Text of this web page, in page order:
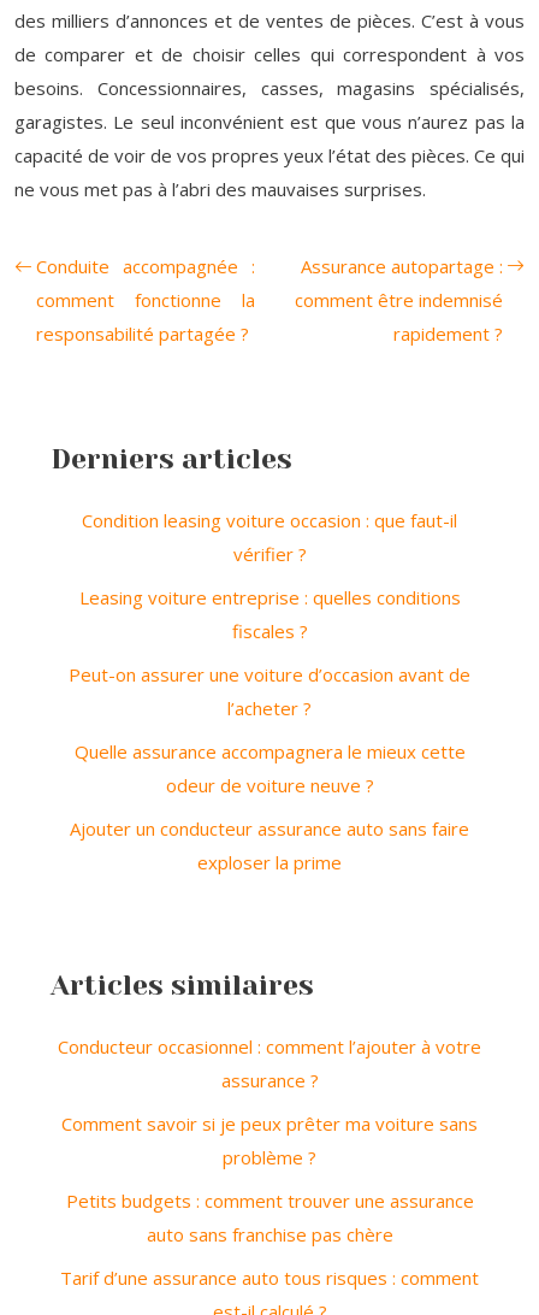
des milliers d’annonces et de ventes de pièces. C’est à vous
de comparer et de choisir celles qui correspondent à vos
besoins. Concessionnaires, casses, magasins spécialisés,
garagistes. Le seul inconvénient est que vous n’aurez pas la
capacité de voir de vos propres yeux l’état des pièces. Ce qui
ne vous met pas à l’abri des mauvaises surprises.
Conduite accompagnée :
comment fonctionne la
responsabilité partagée ?
Assurance autopartage :
comment être indemnisé
rapidement ?
Derniers articles
Condition leasing voiture occasion : que faut-il
vérifier ?
Leasing voiture entreprise : quelles conditions
fiscales ?
Peut-on assurer une voiture d’occasion avant de
l’acheter ?
Quelle assurance accompagnera le mieux cette
odeur de voiture neuve ?
Ajouter un conducteur assurance auto sans faire
exploser la prime
Articles similaires
Conducteur occasionnel : comment l’ajouter à votre
assurance ?
Comment savoir si je peux prêter ma voiture sans
problème ?
Petits budgets : comment trouver une assurance
auto sans franchise pas chère
Tarif d’une assurance auto tous risques : comment